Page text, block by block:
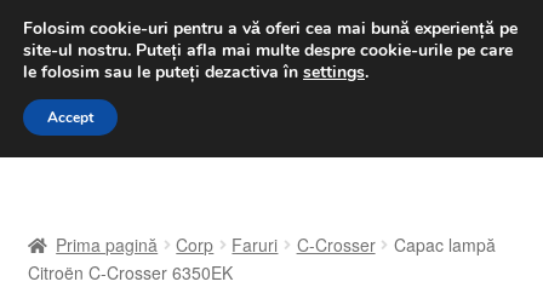
LIVRARE de la 33 lei
luni-vineri 9 a.m. - 4 p.m.031 229 6816
Sari
Sari
A lua legatura
Prima pagină Corp Faruri C-Crosser
Capac lampă
Citroën C-Crosser 6350EK
Folosim cookie-uri pentru a vă oferi cea mai bună experiență pe
site-ul nostru. Puteți afla mai multe despre cookie-urile pe care
le folosim sau le puteți dezactiva în settings.
Accept